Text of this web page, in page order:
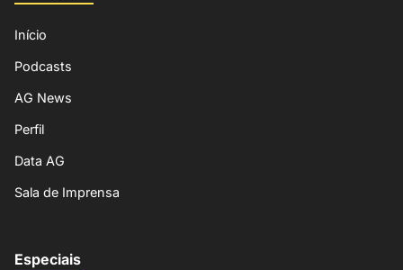
Início
Podcasts
AG News
Perfil
Data AG
Sala de Imprensa
Especiais